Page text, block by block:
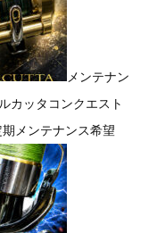
メンテナン
カッタコンクエスト
メンテナンス希望